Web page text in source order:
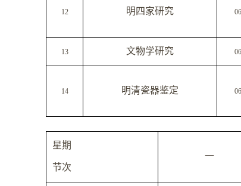
12 明四家研究
13 文物学研究
14 明清瓷器鉴定
星期
节次
一